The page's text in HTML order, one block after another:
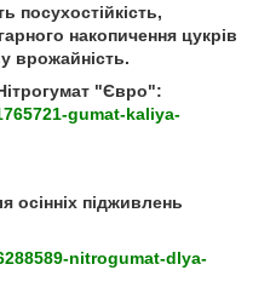
посухостійкість,
накопичення цукрів
врожайність.
"Євро":
gumat-kaliya-
осінніх підживлень
nitrogumat-dlya-